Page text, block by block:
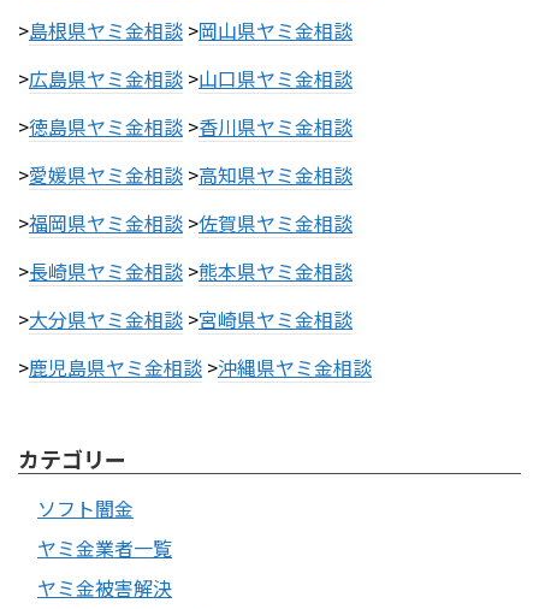
>島根県ヤミ金相談 >岡山県ヤミ金相談
>広島県ヤミ金相談 >山口県ヤミ金相談
>徳島県ヤミ金相談 >香川県ヤミ金相談
>愛媛県ヤミ金相談 >高知県ヤミ金相談
>福岡県ヤミ金相談 >佐賀県ヤミ金相談
>長崎県ヤミ金相談 >熊本県ヤミ金相談
>大分県ヤミ金相談 >宮崎県ヤミ金相談
>鹿児島県ヤミ金相談 >沖縄県ヤミ金相談
カテゴリー
ソフト闇金
ヤミ金業者一覧
ヤミ金被害解決